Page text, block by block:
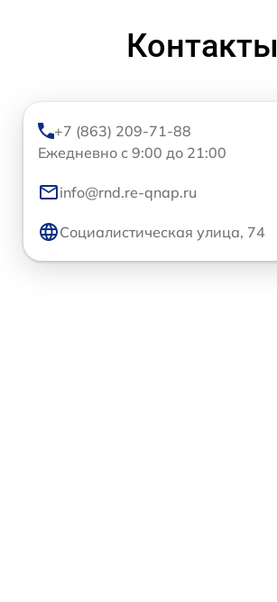
Контакты
+7 (863) 209-71-88
Ежедневно с 9:00 до 21:00
info@rnd.re-qnap.ru
Социалистическая улица, 74